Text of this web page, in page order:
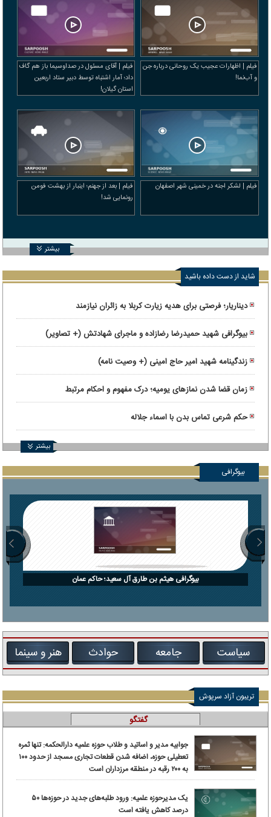
فیلم | اظهارات عجیب یک روحانی درباره جن‌
و آب‌نما!
فیلم | آقای مسئول در صداوسیما باز هم گاف
داد؛ آمار اشتباه توسط دبیر ستاد اربعین
استان گیلان!
فیلم | لشکر اجنه در خمینی شهر اصفهان
فیلم | بعد از جهنم؛ اینبار از بهشت فومن
رونمایی شد!
بیشتر
شاید از دست داده باشید
دیناریار؛ فرصتی برای هدیه زیارت کربلا به زائران نیازمند
بیوگرافی شهید حمیدرضا رضازاده و ماجرای شهادتش (+ تصاویر)
زندگینامه شهید امیر حاج امینی (+ وصیت نامه)
زمان قضا شدن نمازهای یومیه؛ درک مفهوم و احکام مرتبط
حکم شرعی تماس بدن با اسماء جلاله
بیشتر
بیوگرافی
بیوگرافی هیثم بن طارق آل سعید؛ حاکم عمان
سیاست جامعه حوادث هنر و سینما
تریبون آزاد سرپوش
گفتگو
جوابیه مدیر و اساتید و طلاب حوزه علمیه دارالحکمه: تنها ثمره
تعطیلی حوزه، اضافه شدن قطعات تجاری مسجد از حدود ۱۰۰
به ۲۰۰ رقبه در منطقه مرزداران است
یک مدیرحوزه علمیه: ورود طلبه‌های جدید در حوزه‌ها ۵۰
درصد کاهش یافته است